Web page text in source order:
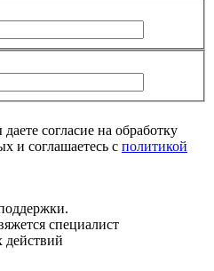
согласие на обработку
и соглашаетесь с политикой
специалист
действий